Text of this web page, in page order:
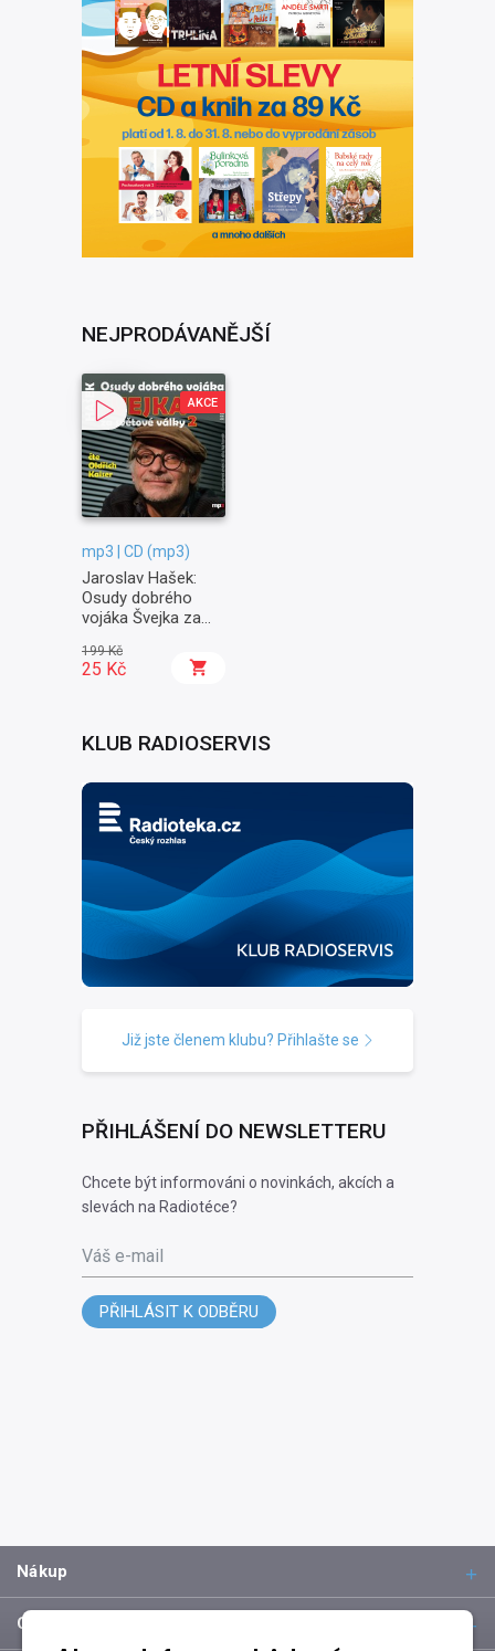
NEJPRODÁVANĚJŠÍ
AKCE
mp3 | CD (mp3)
Jaroslav Hašek:
Osudy dobrého
vojáka Švejka za
Na frontě
199 Kč
25 Kč
KLUB RADIOSERVIS
Již jste členem klubu? Přihlašte se
PŘIHLÁŠENÍ DO NEWSLETTERU
Chcete být informováni o novinkách, akcích a
slevách na Radiotéce?
Váš e-mail
PŘIHLÁSIT K ODBĚRU
Nákup
O společnosti